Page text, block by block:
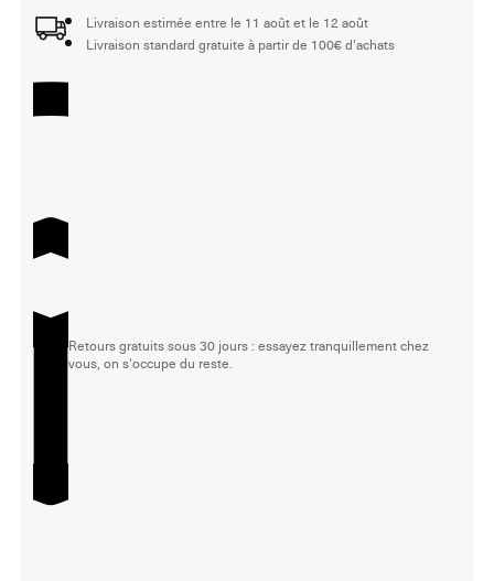
Livraison estimée entre le 11 août et le 12 août
Livraison standard gratuite à partir de 100€ d'achats
Retours gratuits sous 30 jours : essayez tranquillement chez
vous, on s'occupe du reste.